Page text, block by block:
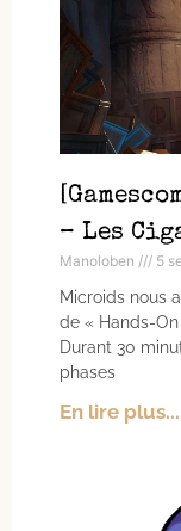
– Les
Manoloben 5
Microids nous
de « Hands-
Durant 30
phases
En lire plus...